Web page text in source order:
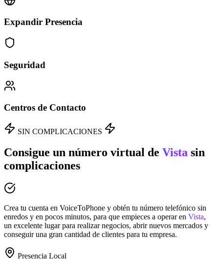
Expandir Presencia
Seguridad
Centros de Contacto
SIN COMPLICACIONES
Consigue un número virtual de Vista sin
complicaciones
Crea tu cuenta en VoiceToPhone y obtén tu número telefónico sin
enredos y en pocos minutos, para que empieces a operar en Vista,
un excelente lugar para realizar negocios, abrir nuevos mercados y
conseguir una gran cantidad de clientes para tu empresa.
Presencia Local